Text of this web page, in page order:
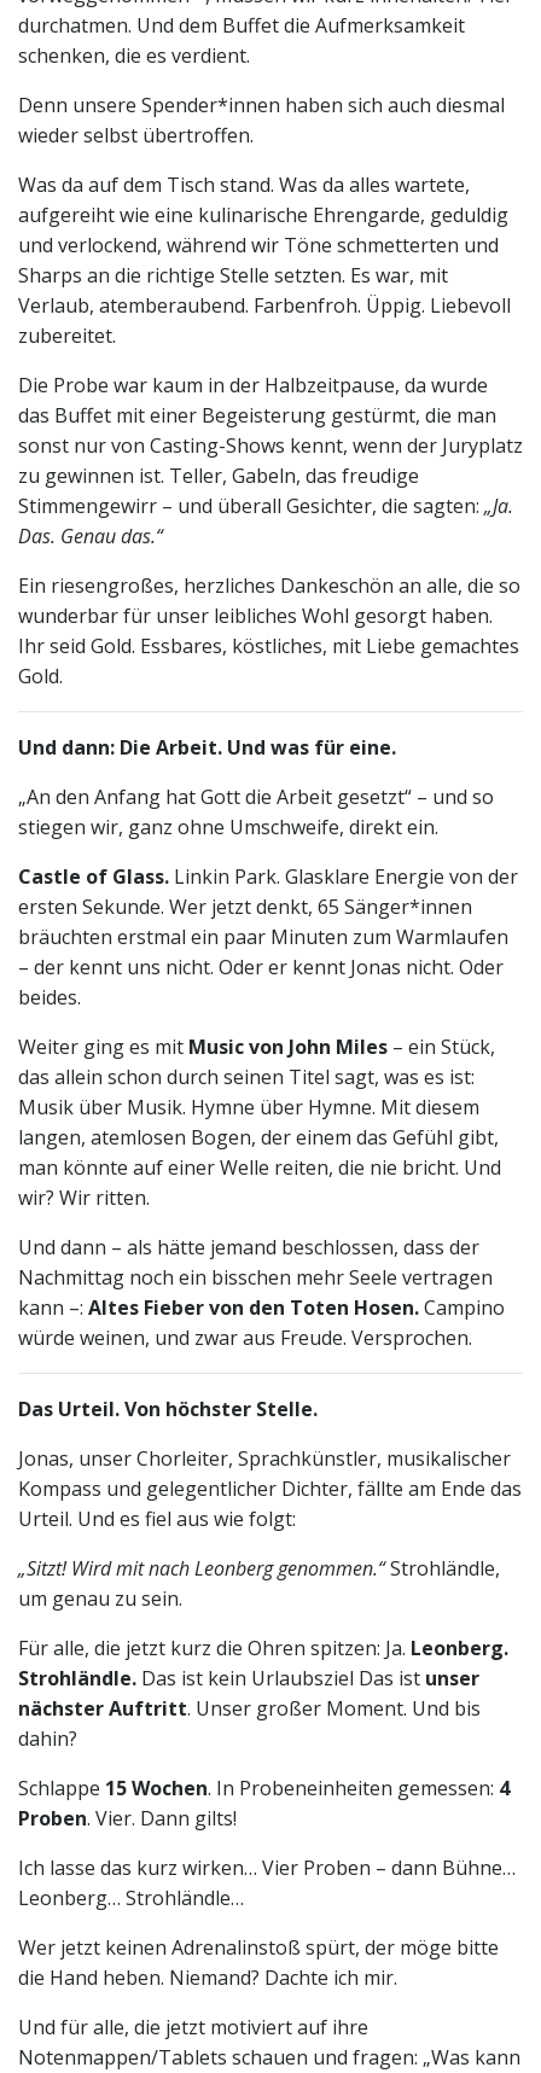
durchatmen. Und dem Buffet die Aufmerksamkeit
schenken, die es verdient.
Denn unsere Spender*innen haben sich auch diesmal
wieder selbst übertroffen.
Was da auf dem Tisch stand. Was da alles wartete,
aufgereiht wie eine kulinarische Ehrengarde, geduldig
und verlockend, während wir Töne schmetterten und
Sharps an die richtige Stelle setzten. Es war, mit
Verlaub, atemberaubend. Farbenfroh. Üppig. Liebevoll
zubereitet.
Die Probe war kaum in der Halbzeitpause, da wurde
das Buffet mit einer Begeisterung gestürmt, die man
sonst nur von Casting-Shows kennt, wenn der Juryplatz
zu gewinnen ist. Teller, Gabeln, das freudige
Stimmengewirr – und überall Gesichter, die sagten: „Ja.
Das. Genau das.“
Ein riesengroßes, herzliches Dankeschön an alle, die so
wunderbar für unser leibliches Wohl gesorgt haben.
Ihr seid Gold. Essbares, köstliches, mit Liebe gemachtes
Gold.
Und dann: Die Arbeit. Und was für eine.
„An den Anfang hat Gott die Arbeit gesetzt“ – und so
stiegen wir, ganz ohne Umschweife, direkt ein.
Castle of Glass. Linkin Park. Glasklare Energie von der
ersten Sekunde. Wer jetzt denkt, 65 Sänger*innen
bräuchten erstmal ein paar Minuten zum Warmlaufen
– der kennt uns nicht. Oder er kennt Jonas nicht. Oder
beides.
Weiter ging es mit Music von John Miles – ein Stück,
das allein schon durch seinen Titel sagt, was es ist:
Musik über Musik. Hymne über Hymne. Mit diesem
langen, atemlosen Bogen, der einem das Gefühl gibt,
man könnte auf einer Welle reiten, die nie bricht. Und
wir? Wir ritten.
Und dann – als hätte jemand beschlossen, dass der
Nachmittag noch ein bisschen mehr Seele vertragen
kann –: Altes Fieber von den Toten Hosen.Campino
würde weinen, und zwar aus Freude. Versprochen.
Das Urteil. Von höchster Stelle.
Jonas, unser Chorleiter, Sprachkünstler, musikalischer
Kompass und gelegentlicher Dichter, fällte am Ende das
Urteil. Und es fiel aus wie folgt:
„Sitzt! Wird mit nach Leonberg genommen.“Strohländle,
um genau zu sein.
Für alle, die jetzt kurz die Ohren spitzen: Ja. Leonberg.
Strohländle. Das ist kein Urlaubsziel Das ist unser
nächster Auftritt. Unser großer Moment. Und bis
dahin?
Schlappe 15 Wochen. In Probeneinheiten gemessen: 4
Proben. Vier. Dann gilts!
Ich lasse das kurz wirken… Vier Proben – dann Bühne…
Leonberg… Strohländle…
Wer jetzt keinen Adrenalinstoß spürt, der möge bitte
die Hand heben. Niemand? Dachte ich mir.
Und für alle, die jetzt motiviert auf ihre
Notenmappen/Tablets schauen und fragen: „Was kann